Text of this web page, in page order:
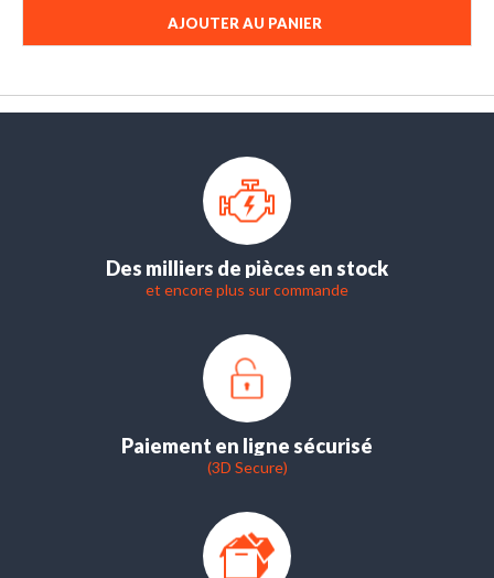
AJOUTER AU PANIER
Des milliers de pièces en stock
et encore plus sur commande
Paiement en ligne sécurisé
(3D Secure)